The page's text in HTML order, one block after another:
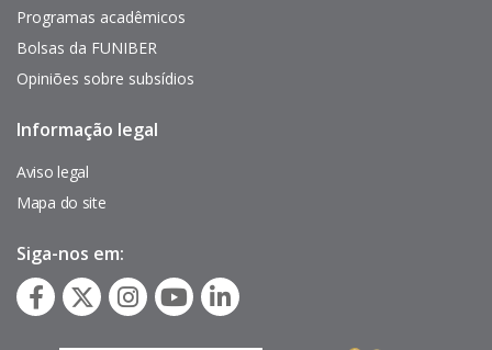
Programas acadêmicos
Bolsas da FUNIBER
Opiniões sobre subsídios
Pie
página
Informação legal
Aviso legal
Mapa do site
Siga-nos em: